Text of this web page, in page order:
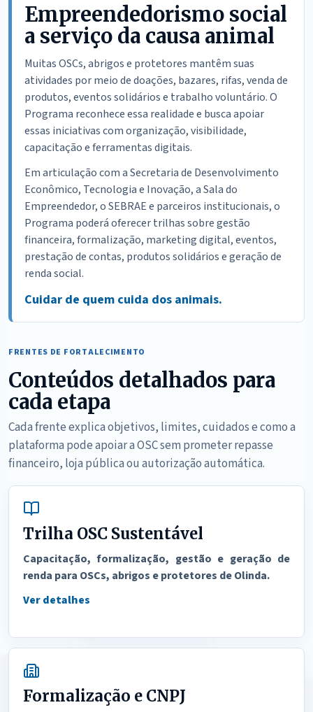
Empreendedorismo social
a serviço da causa animal
Muitas OSCs, abrigos e protetores mantêm suas
atividades por meio de doações, bazares, rifas, venda de
produtos, eventos solidários e trabalho voluntário. O
Programa reconhece essa realidade e busca apoiar
essas iniciativas com organização, visibilidade,
capacitação e ferramentas digitais.
Em articulação com a Secretaria de Desenvolvimento
Econômico, Tecnologia e Inovação, a Sala do
Empreendedor, o SEBRAE e parceiros institucionais, o
Programa poderá oferecer trilhas sobre gestão
financeira, formalização, marketing digital, eventos,
prestação de contas, produtos solidários e geração de
renda social.
Cuidar de quem cuida dos animais.
FRENTES DE FORTALECIMENTO
Conteúdos detalhados para
cada etapa
Cada frente explica objetivos, limites, cuidados e como a
plataforma pode apoiar a OSC sem prometer repasse
financeiro, loja pública ou autorização automática.
Trilha OSC Sustentável
Capacitação, formalização, gestão e geração de
renda para OSCs, abrigos e protetores de Olinda.
Ver detalhes
Formalização e CNPJ